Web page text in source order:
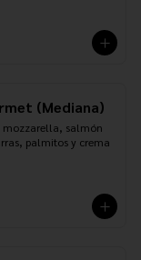
(Mediana)
mozzarella, salmón
palmitos y crema